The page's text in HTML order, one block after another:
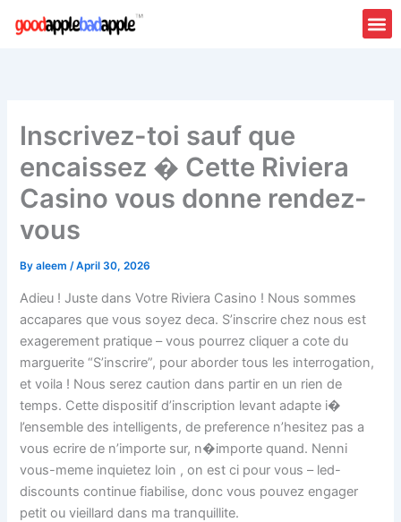
Inscrivez-toi sauf que
encaissez � Cette Riviera
Casino vous donne rendez-
vous
Byaleem/April 30, 2026
Adieu ! Juste dans Votre Riviera Casino ! Nous sommes
accapares que vous soyez deca. S’inscrire chez nous est
exagerement pratique – vous pourrez cliquer a cote du
marguerite “S’inscrire”, pour aborder tous les interrogation,
et voila ! Nous serez caution dans partir en un rien de
temps. Cette dispositif d’inscription levant adapte i�
l’ensemble des intelligents, de preference n’hesitez pas a
vous ecrire de n’importe sur, n�importe quand. Nenni
vous-meme inquietez loin , on est ci pour vous – led-
discounts continue fiabilise, donc vous pouvez engager
petit ou vieillard dans ma tranquillite.